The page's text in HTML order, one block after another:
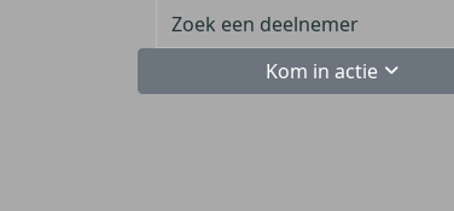
Kom in actie